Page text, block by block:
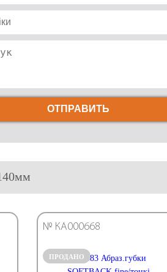
ОТПРАВИТЬ
ПРОДАНО
№ КА000668